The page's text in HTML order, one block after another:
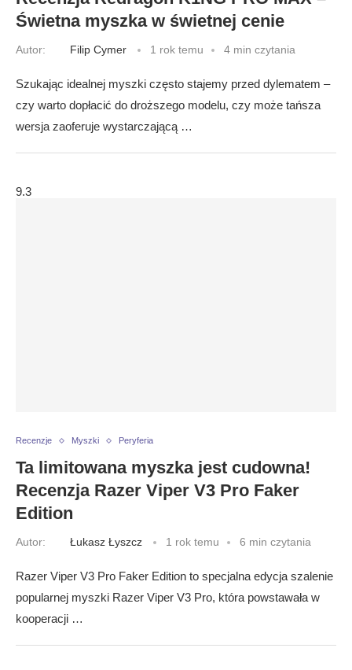
Świetna myszka w świetnej cenie
Autor: Filip Cymer 1 rok temu 4 min czytania
Szukając idealnej myszki często stajemy przed dylematem –
czy warto dopłacić do droższego modelu, czy może tańsza
wersja zaoferuje wystarczającą …
9.3
Recenzje Myszki Peryferia
Ta limitowana myszka jest cudowna!
Recenzja Razer Viper V3 Pro Faker
Edition
Autor: Łukasz Łyszcz 1 rok temu 6 min czytania
Razer Viper V3 Pro Faker Edition to specjalna edycja szalenie
popularnej myszki Razer Viper V3 Pro, która powstawała w
kooperacji …